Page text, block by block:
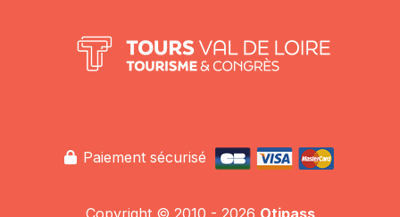
Paiement sécurisé
Copyright © 2010 - 2026 Otipass